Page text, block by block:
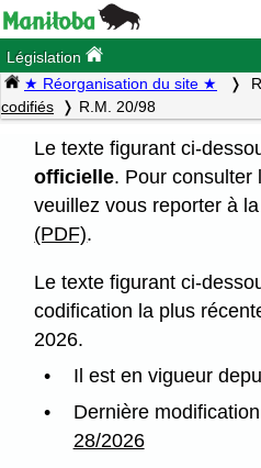
Législation
★ Réorganisation du site ★
codifiés
R.M. 20/98
Le texte figurant ci-
officielle. Pour consulter
veuillez vous reporter à
(PDF).
Le texte figurant ci-
codification la plus
2026.
Il est en vigueur
Dernière
28/2026